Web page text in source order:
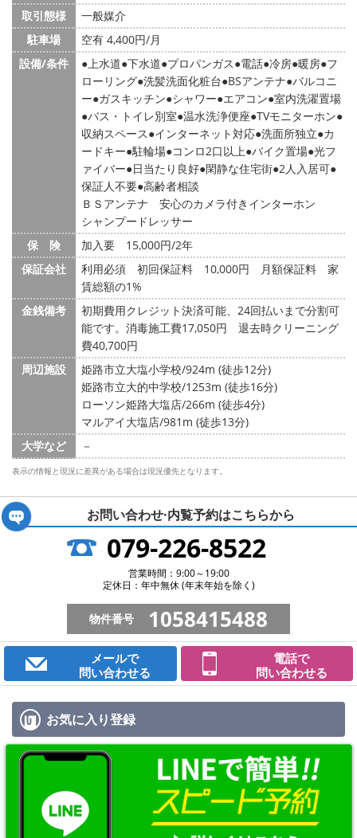
取引態様
一般媒介
駐車場
空有 4,400円/月
設備/条件
上水道 下水道 プロパンガス 電話 冷房 暖房 フ
ローリング 洗髪洗面化粧台 BSアンテナ バルコニ
ー ガスキッチン シャワー エアコン 室内洗濯置場
バス・トイレ別室 温水洗浄便座 TVモニターホン
収納スペース インターネット対応 洗面所独立 カ
ードキー 駐輪場 コンロ2口以上 バイク置場 光フ
ァイバー 日当たり良好 閑静な住宅街 2人入居可
保証人不要 高齢者相談
ＢＳアンテナ 安心のカメラ付きインターホン
シャンプードレッサー
保 険
加入要 15,000円/2年
保証会社
利用必須 初回保証料 10,000円 月額保証料 家
賃総額の1%
金銭備考
初期費用クレジット決済可能、24回払いまで分割可
能です。消毒施工費17,050円 退去時クリーニング
費40,700円
周辺施設
姫路市立大塩小学校/924m (徒歩12分)
姫路市立大的中学校/1253m (徒歩16分)
ローソン姫路大塩店/266m (徒歩4分)
マルアイ大塩店/981m (徒歩13分)
大学など
－
表示の情報と現況に差異がある場合は現況優先となります。
お問い合わせ·内覧予約はこちらから
079-226-8522
営業時間：9:00～19:00
定休日：年中無休 (年末年始を除く)
物件番号 1058415488
メールで
問い合わせる
電話で
問い合わせる
お気に入り登録